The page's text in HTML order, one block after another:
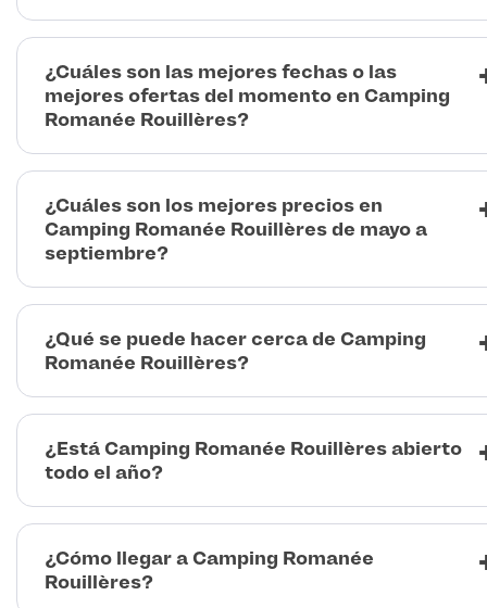
¿Cuáles son las mejores fechas o las
mejores ofertas del momento en Camping
Romanée Rouillères?
¿Cuáles son los mejores precios en
Camping Romanée Rouillères de mayo a
septiembre?
¿Qué se puede hacer cerca de Camping
Romanée Rouillères?
¿Está Camping Romanée Rouillères abierto
todo el año?
¿Cómo llegar a Camping Romanée
Rouillères?